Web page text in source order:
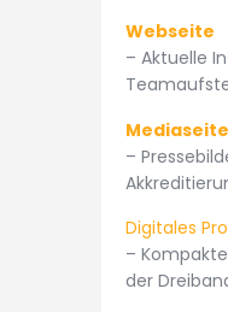
Webseite
– Aktuelle
Mediaseite
–
Digitales
–
der